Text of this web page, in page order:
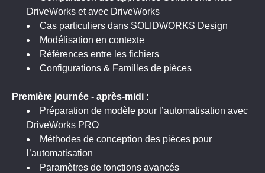
DriveWorks et avec DriveWorks
Cas particuliers dans SOLIDWORKS Design
Modélisation en contexte
Références entre les fichiers
Configurations & Familles de pièces
Première journée - après-midi :
Préparation de modèle pour l’automatisation avec
DriveWorks PRO
Méthodes de conception des pièces pour
l’automatisation
Paramètres de fonctions avancés